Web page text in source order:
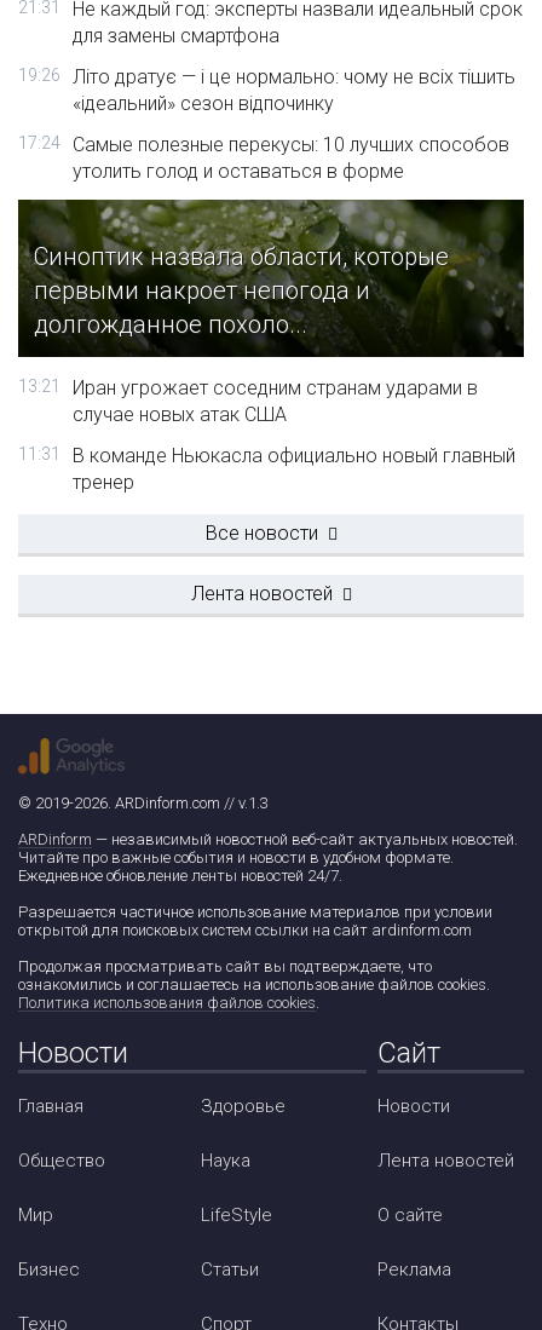
21:31
Не каждый год: эксперты назвали идеальный срок
для замены смартфона
19:26
Літо дратує — і це нормально: чому не всіх тішить
«ідеальний» сезон відпочинку
17:24
Самые полезные перекусы: 10 лучших способов
утолить голод и оставаться в форме
Синоптик назвала области, которые
первыми накроет непогода и
долгожданное похоло...
13:21
Иран угрожает соседним странам ударами в
случае новых атак США
11:31
В команде Ньюкасла официально новый главный
тренер
Все новости
Лента новостей
© 2019-2026. ARDinform.com // v.1.3
ARDinform — независимый новостной веб-сайт актуальных новостей.
Читайте про важные события и новости в удобном формате.
Ежедневное обновление ленты новостей 24/7.
Разрешается частичное использование материалов при условии
открытой для поисковых систем ссылки на сайт ardinform.com
Продолжая просматривать сайт вы подтверждаете, что
ознакомились и соглашаетесь на использование файлов cookies.
Политика использования файлов cookies.
Новости
Главная
Общество
Мир
Бизнес
Техно
Здоровье
Наука
LifeStyle
Статьи
Спорт
Сайт
Новости
Лента новостей
О сайте
Реклама
Контакты